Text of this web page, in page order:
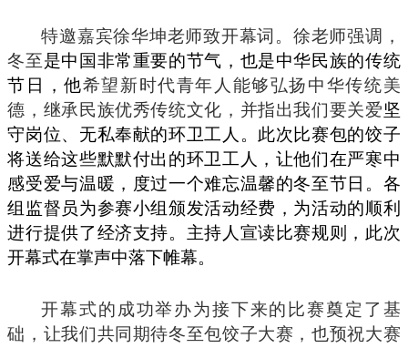
特邀嘉宾徐华坤老师致开幕词。徐老师强调，
冬至是中国非常重要的节气，也是中华民族的传统
节日，他希望新时代青年人能够弘扬中华传统美
德，继承民族优秀传统文化，并指出我们要关爱坚
守岗位、无私奉献的环卫工人。此次比赛包的饺子
将送给这些默默付出的环卫工人，让他们在严寒中
感受爱与温暖，度过一个难忘温馨的冬至节日。各
组监督员为参赛小组颁发活动经费，为活动的顺利
进行提供了经济支持。主持人宣读比赛规则，此次
开幕式在掌声中落下帷幕。
开幕式的成功举办为接下来的比赛奠定了基
础，让我们共同期待冬至包饺子大赛，也预祝大赛